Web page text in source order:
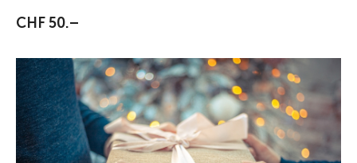
CHF 50.–